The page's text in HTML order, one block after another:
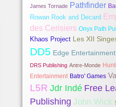
James Tornade Pathfinder
Rowan Rook and Decard
des Cerisiers Onyx Path
Khaos Project Les XII
DD5 Edge Entertainment
DRS Publishing Antre-Monde
Entertainment Batro' Games
L5R Jdr Indé Free
Publishing John Wick